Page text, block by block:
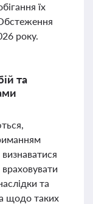
їх
року.
та
та
щодо таких